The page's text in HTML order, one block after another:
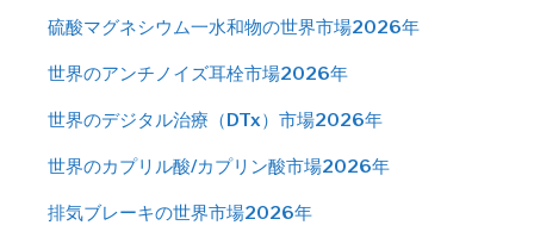
硫酸マグネシウム一水和物の世界市場2026年
世界のアンチノイズ耳栓市場2026年
世界のデジタル治療（DTx）市場2026年
世界のカプリル酸/カプリン酸市場2026年
排気ブレーキの世界市場2026年